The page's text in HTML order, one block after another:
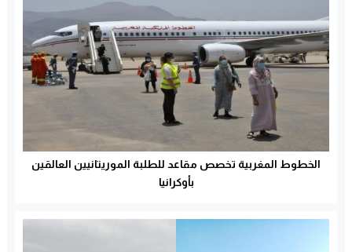
الخطوط المغربية تخصص مقاعد للطلبة الموريتانيين العالقين
بأوكرانيا